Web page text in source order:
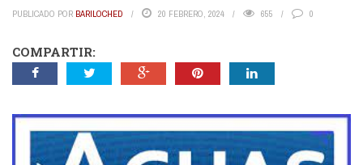
PUBLICADO POR BARILOCHED 20 FEBRERO, 2024 655 0
COMPARTIR: